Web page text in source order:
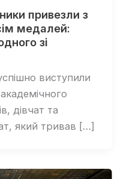
привезли з
медалей:
зі
виступили
дівчат та
який тривав […]